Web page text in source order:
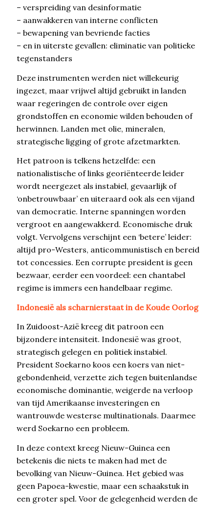
– verspreiding van desinformatie
– aanwakkeren van interne conflicten
– bewapening van bevriende facties
– en in uiterste gevallen: eliminatie van politieke
tegenstanders
Deze instrumenten werden niet willekeurig
ingezet, maar vrijwel altijd gebruikt in landen
waar regeringen de controle over eigen
grondstoffen en economie wilden behouden of
herwinnen. Landen met olie, mineralen,
strategische ligging of grote afzetmarkten.
Het patroon is telkens hetzelfde: een
nationalistische of links georiënteerde leider
wordt neergezet als instabiel, gevaarlijk of
‘onbetrouwbaar’ en uiteraard ook als een vijand
van democratie. Interne spanningen worden
vergroot en aangewakkerd. Economische druk
volgt. Vervolgens verschijnt een ‘betere’ leider:
altijd pro-Westers, anticommunistisch en bereid
tot concessies. Een corrupte president is geen
bezwaar, eerder een voordeel: een chantabel
regime is immers een handelbaar regime.
Indonesië als scharnierstaat in de Koude Oorlog
In Zuidoost-Azië kreeg dit patroon een
bijzondere intensiteit. Indonesië was groot,
strategisch gelegen en politiek instabiel.
President Soekarno koos een koers van niet-
gebondenheid, verzette zich tegen buitenlandse
economische dominantie, weigerde na verloop
van tijd Amerikaanse investeringen en
wantrouwde westerse multinationals. Daarmee
werd Soekarno een probleem.
In deze context kreeg Nieuw-Guinea een
betekenis die niets te maken had met de
bevolking van Nieuw-Guinea. Het gebied was
geen Papoea-kwestie, maar een schaakstuk in
een groter spel. Voor de gelegenheid werden de